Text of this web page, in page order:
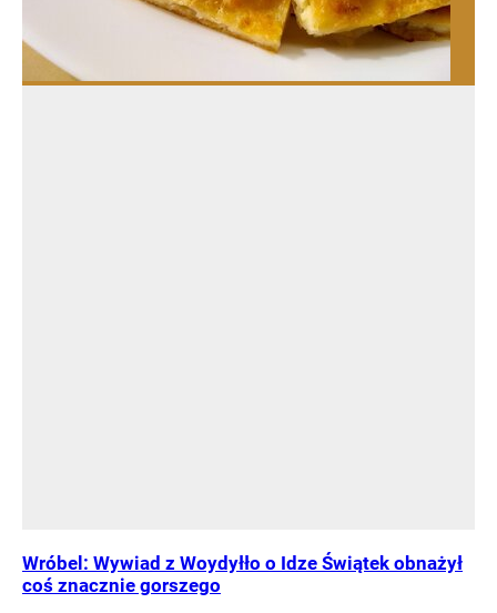
Wróbel: Wywiad z Woydyłło o Idze Świątek obnażył
coś znacznie gorszego